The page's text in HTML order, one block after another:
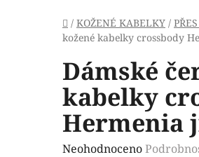
Domů
/ KOŽENÉ KABELKY /
kožené kabelky crossbody
Dámské
kabelky
Hermenia
Průměrné
Neohodnoceno